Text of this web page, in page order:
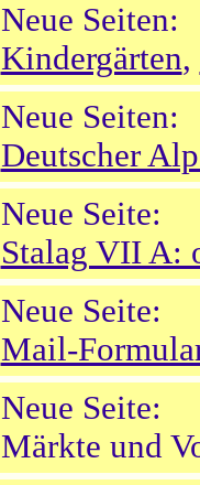
Neue Seiten:
Kindergärten,
Neue Seiten:
Deutscher
Neue Seite:
Stalag VII A:
Neue Seite:
Mail-
Neue Seite:
Märkte und